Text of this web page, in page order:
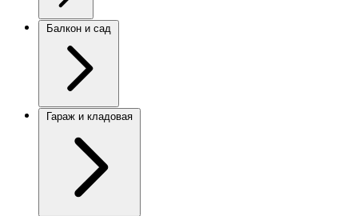
Балкон и сад
Гараж и кладовая